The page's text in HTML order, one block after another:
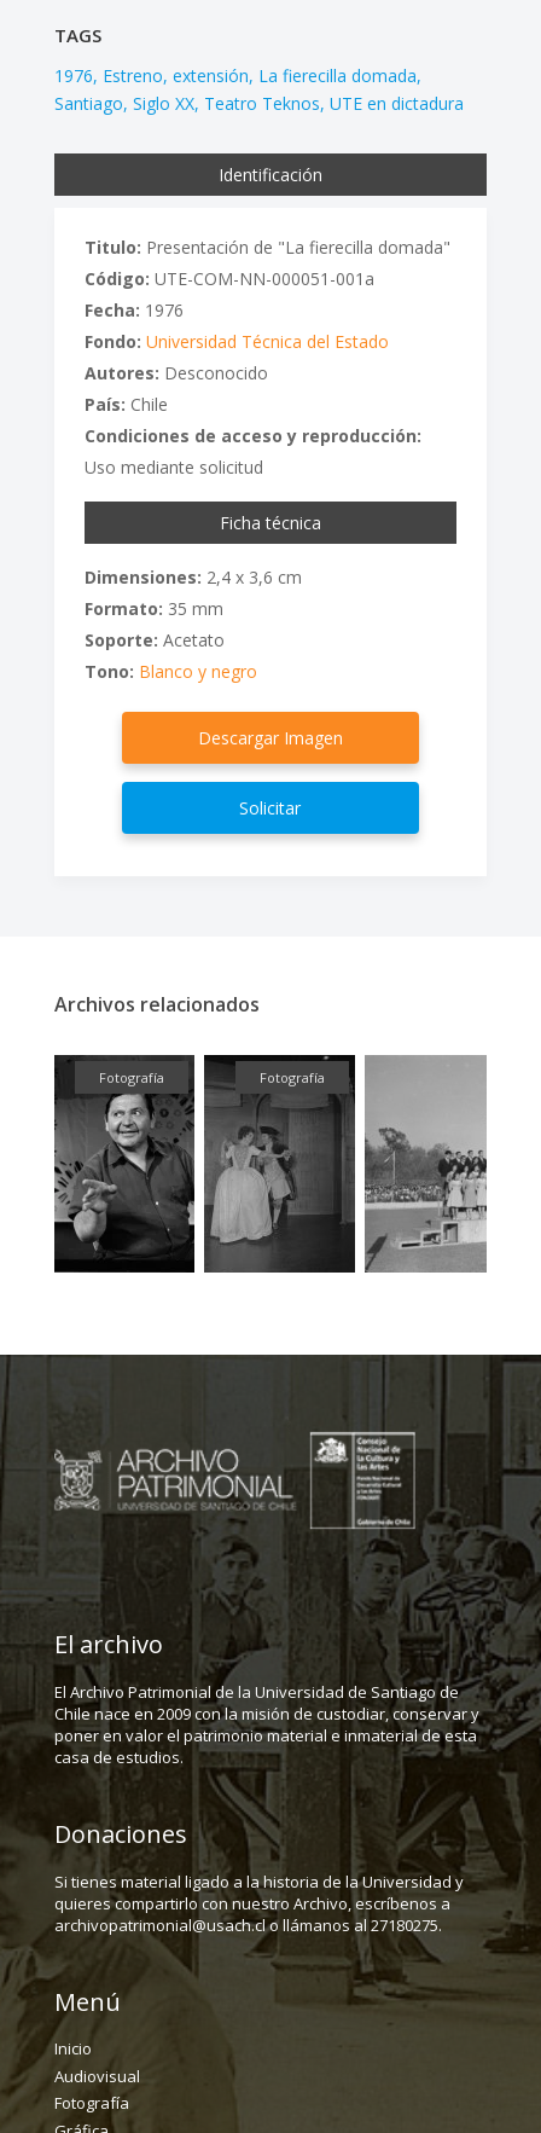
TAGS
1976 Estreno extensión La fierecilla domada
Santiago Siglo XX Teatro Teknos UTE en dictadura
Identificación
Titulo: Presentación de "La fierecilla domada"
Código: UTE-COM-NN-000051-001a
Fecha: 1976
Fondo: Universidad Técnica del Estado
Autores: Desconocido
País: Chile
Condiciones de acceso y reproducción:
Uso mediante solicitud
Ficha técnica
Dimensiones: 2,4 x 3,6 cm
Formato: 35 mm
Soporte: Acetato
Tono: Blanco y negro
Descargar Imagen
Solicitar
Archivos relacionados
Fotografía Fotografía
El archivo
El Archivo Patrimonial de la Universidad de Santiago de
Chile nace en 2009 con la misión de custodiar, conservar y
poner en valor el patrimonio material e inmaterial de esta
casa de estudios.
Donaciones
Si tienes material ligado a la historia de la Universidad y
quieres compartirlo con nuestro Archivo, escríbenos a
archivopatrimonial@usach.cl o llámanos al 27180275.
Menú
Inicio
Audiovisual
Fotografía